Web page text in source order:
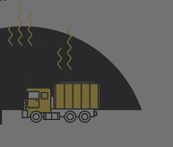
сами
И они тоже
если их
материал.